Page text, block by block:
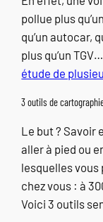
pollue plus
qu’un autocar,
plus qu’un
étude de
3 outils de
Le but ? Savoir
aller à pied ou
lesquelles vous
chez vous : à
Voici 3 outils